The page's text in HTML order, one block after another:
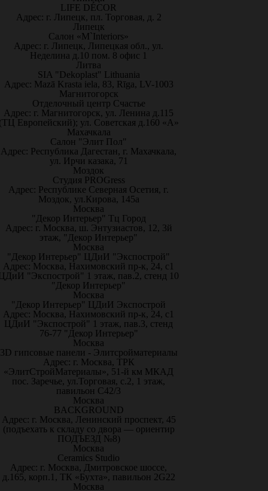
LIFE DÉCOR
Адрес: г. Липецк, пл. Торговая, д. 2
Липецк
Салон «M`Interiors»
Адрес: г. Липецк, Липецкая обл., ул.
Неделина д.10 пом. 8 офис 1
Литва
SIA "Dekoplast" Lithuania
Адрес: Mazā Krasta iela, 83, Rīga, LV-1003
Магнитогорск
Отделочный центр Счастье
Адрес: г. Магнитогорск, ул. Ленина д.115
Европейский); ул. Советская д.160 «А»
Махачкала
Салон "Элит Пол"
Адрес: Республика Дагестан, г. Махачкала,
ул. Ирчи казака, 71
Моздок
Студия PROGress
Адрес: Республике Северная Осетия, г.
Моздок, ул.Кирова, 145а
Москва
"Декор Интерьер" Тц Город
Адрес: г. Москва, ш. Энтузиастов, 12, 3й
этаж, "Декор Интерьер"
Москва
"Декор Интерьер" ЦДиИ "Экспострой"
Адрес: Москва, Нахимовский пр-к, 24, с1
"Экспострой" 1 этаж, пав.2, стенд 10
"Декор Интерьер"
Москва
"Декор Интерьер" ЦДиИ Экспострой
Адрес: Москва, Нахимовский пр-к, 24, с1
ЦДиИ "Экспострой" 1 этаж, пав.3, стенд
76-77 "Декор Интерьер"
Москва
3D гипсовые панели - Элитсройматериалы
Адрес: г. Москва, ТРК
«ЭлитСтройМатериалы», 51-й км МКАД
пос. Заречье, ул.Торговая, с.2, 1 этаж,
павильон С42/3
Москва
BACKGROUND
Адрес: г. Москва, Ленинский проспект, 45
(подъехать к складу со двора — ориентир
ПОДЪЕЗД №8)
Москва
Ceramics Studio
Адрес: г. Москва, Дмитровское шоссе,
д.165, корп.1, ТК «Бухта», павильон 2G22
Москва